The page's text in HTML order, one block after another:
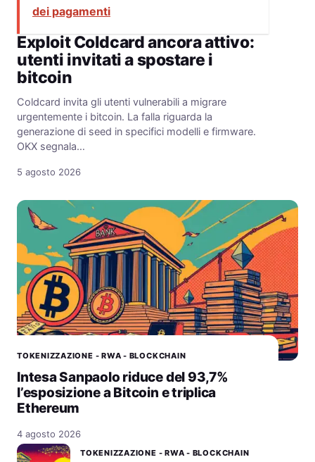
dei pagamenti
Exploit Coldcard ancora attivo:
utenti invitati a spostare i
bitcoin
Coldcard invita gli utenti vulnerabili a migrare
urgentemente i bitcoin. La falla riguarda la
generazione di seed in specifici modelli e firmware.
OKX segnala…
5 agosto 2026
TOKENIZZAZIONE - RWA - BLOCKCHAIN
Intesa Sanpaolo riduce del 93,7%
l’esposizione a Bitcoin e triplica
Ethereum
4 agosto 2026
TOKENIZZAZIONE - RWA - BLOCKCHAIN